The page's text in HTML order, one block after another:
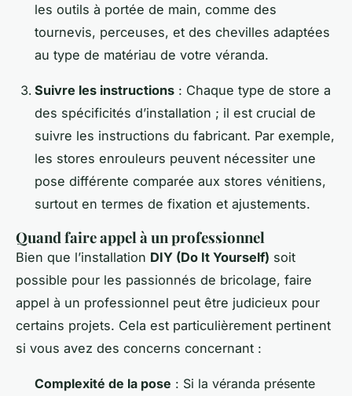
les outils à portée de main, comme des
tournevis, perceuses, et des chevilles adaptées
au type de matériau de votre véranda.
Suivre les instructions : Chaque type de store a
des spécificités d’installation ; il est crucial de
suivre les instructions du fabricant. Par exemple,
les stores enrouleurs peuvent nécessiter une
pose différente comparée aux stores vénitiens,
surtout en termes de fixation et ajustements.
Quand faire appel à un professionnel
Bien que l’installation DIY (Do It Yourself) soit
possible pour les passionnés de bricolage, faire
appel à un professionnel peut être judicieux pour
certains projets. Cela est particulièrement pertinent
si vous avez des concerns concernant :
Complexité de la pose : Si la véranda présente